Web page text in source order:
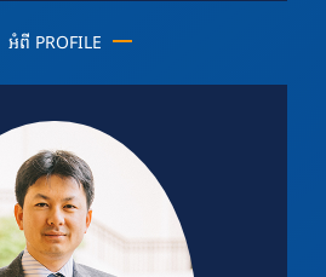
អំពី PROFILE